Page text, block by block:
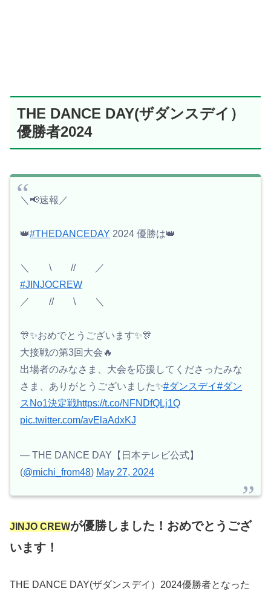
THE DANCE DAY(ザダンスデイ）
優勝者2024
＼📢速報／
👑#THEDANCEDAY 2024 優勝は👑
＼ \ // ／
#JINJOCREW
／ // \ ＼
🎊✨おめでとうございます✨🎊
大接戦の第3回大会🔥
出場者のみなさま、大会を応援してくださったみな
さま、ありがとうございました✨#ダンスデイ#ダン
スNo1決定戦https://t.co/NFNDfQLj1Q
pic.twitter.com/avElaAdxKJ
— THE DANCE DAY【日本テレビ公式】
(@michi_from48) May 27, 2024
JINJO CREWが優勝しました！おめでとうござ
います！
THE DANCE DAY(ザダンスデイ）2024優勝者となった